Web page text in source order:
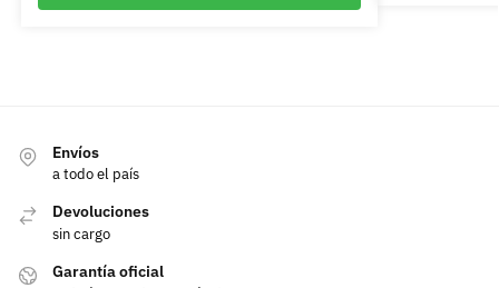
Envíos
a todo el país
Devoluciones
sin cargo
Garantía oficial